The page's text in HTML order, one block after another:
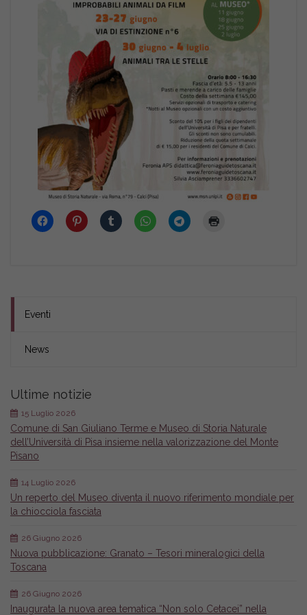
Eventi
News
Ultime notizie
Comune di San Giuliano Terme e Museo di Storia Naturale
dell’Università di Pisa insieme nella valorizzazione del Monte
Pisano
15 Luglio 2026
Un reperto del Museo diventa il nuovo riferimento mondiale per
la chiocciola fasciata
14 Luglio 2026
Nuova pubblicazione: Granato – Tesori mineralogici della
Toscana
26 Giugno 2026
Inaugurata la nuova area tematica “Non solo Cetacei” nella
26 Giugno 2026